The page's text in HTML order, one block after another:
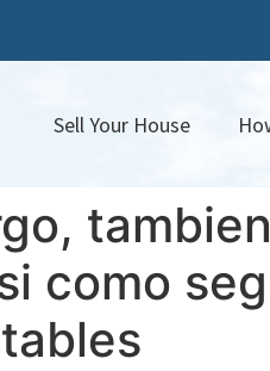
Sell Your House
como